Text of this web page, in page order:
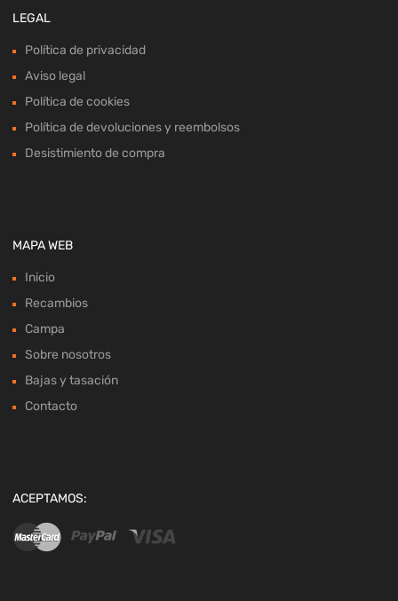
LEGAL
Política de privacidad
Aviso legal
Política de cookies
Política de devoluciones y reembolsos
Desistimiento de compra
MAPA WEB
Inicio
Recambios
Campa
Sobre nosotros
Bajas y tasación
Contacto
ACEPTAMOS: